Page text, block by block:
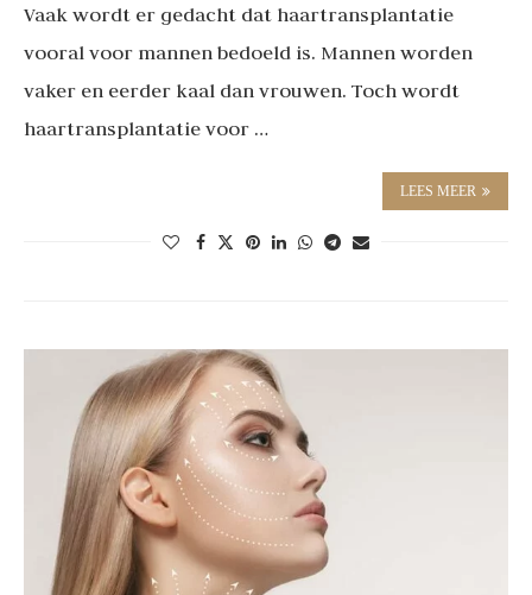
Vaak wordt er gedacht dat haartransplantatie
vooral voor mannen bedoeld is. Mannen worden
vaker en eerder kaal dan vrouwen. Toch wordt
haartransplantatie voor …
LEES MEER